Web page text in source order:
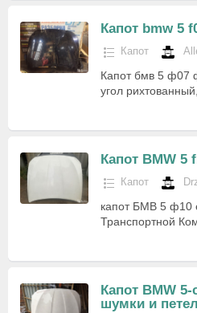
Капот bmw 5
Капот
Капот бмв 5 ф07
угол
Капот BMW 5
Капот
капот БМВ 5 ф10
Транспортной
Капот BMW
шумки и